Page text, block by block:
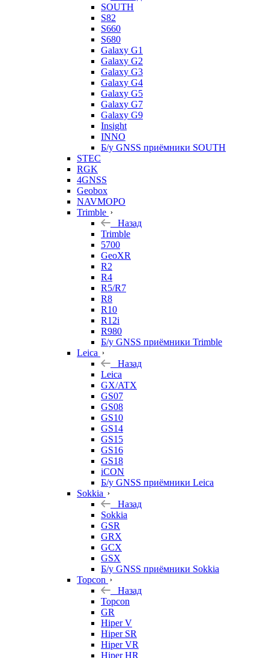
SOUTH
S82
S660
S680
Galaxy G1
Galaxy G2
Galaxy G3
Galaxy G4
Galaxy G5
Galaxy G7
Galaxy G9
Insight
INNO
Б/у GNSS приёмники SOUTH
STEC
RGK
4GNSS
Geobox
NAVMOPO
Trimble
Назад
Trimble
5700
GeoXR
R2
R4
R5/R7
R8
R10
R12i
R980
Б/у GNSS приёмники Trimble
Leica
Назад
Leica
GX/ATX
GS07
GS08
GS10
GS14
GS15
GS16
GS18
iCON
Б/у GNSS приёмники Leica
Sokkia
Назад
Sokkia
GSR
GRX
GCX
GSX
Б/у GNSS приёмники Sokkia
Topcon
Назад
Topcon
GR
Hiper V
Hiper SR
Hiper VR
Hiper HR